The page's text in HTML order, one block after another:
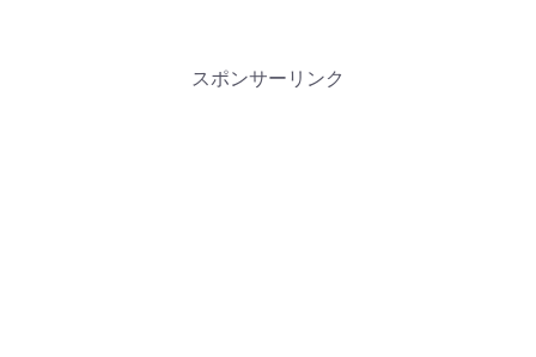
スポンサーリンク